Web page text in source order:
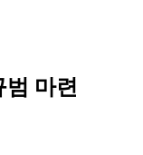
마련